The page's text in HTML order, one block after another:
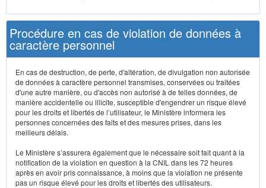
Procédure en cas de violation de données à
caractère personnel
En cas de destruction, de perte, d'altération, de divulgation non autorisée
de données à caractère personnel transmises, conservées ou traitées
d'une autre manière, ou d'accès non autorisé à de telles données, de
manière accidentelle ou illicite, susceptible d'engendrer un risque élevé
pour les droits et libertés de l’utilisateur, le Ministère informera les
personnes concernées des faits et des mesures prises, dans les
meilleurs délais.
Le Ministère s’assurera également que le nécessaire soit fait quant à la
notification de la violation en question à la CNIL dans les 72 heures
après en avoir pris connaissance, à moins que la violation ne présente
pas un risque élevé pour les droits et libertés des utilisateurs.